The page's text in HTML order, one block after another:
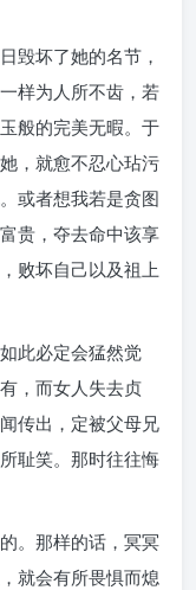
毁坏了她的名节，
样为人所不齿，若
般的完美无暇。于
，就愈不忍心玷污
或者想我若是贪图
贵，夺去命中该享
败坏自己以及祖上
此必定会猛然觉
，而女人失去贞
传出，定被父母兄
耻笑。那时往往悔
。那样的话，冥冥
就会有所畏惧而熄